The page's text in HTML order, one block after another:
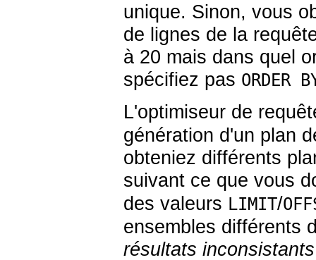
unique. Sinon, vous
de lignes de la
à 20 mais dans quel
spécifiez pas ORDER
L'optimiseur de
génération d'un plan
obteniez différents
suivant ce que vous
des valeurs LIMIT/
ensembles différents
résultats inconsistants